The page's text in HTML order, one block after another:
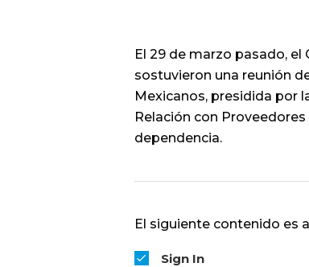
El 29 de marzo pasado, el
sostuvieron una reunión
Mexicanos, presidida por
Relación con
dependencia.
El siguiente contenido es
Sign In